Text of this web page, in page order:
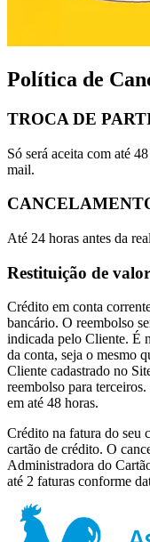
Política de
TROCA DE
Só será aceita com até
mail.
Até 24 horas antes da
Restituição de
Crédito em conta
bancário. O reembolso
indicada pelo Cliente. É
da conta, seja o mesmo
Cliente cadastrado no
reembolso para
em até 48 horas.
Crédito na fatura do seu
cartão de crédito. O
Administradora do
até 2 faturas conforme